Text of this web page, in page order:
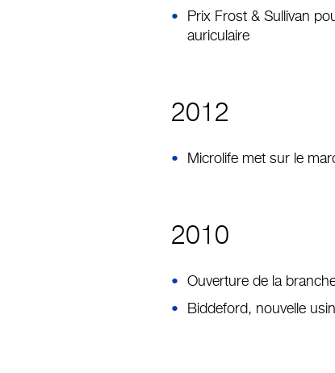
Prix Frost & Sullivan
auriculaire
2012
Microlife met sur le
2010
Ouverture de la
Biddeford, nouvelle